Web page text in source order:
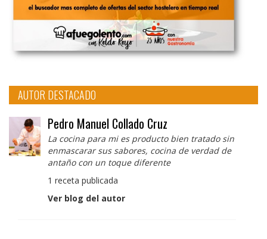
AUTOR DESTACADO
Pedro Manuel Collado Cruz
La cocina para mi es producto bien tratado sin
enmascarar sus sabores, cocina de verdad de
antaño con un toque diferente
1 receta publicada
Ver blog del autor